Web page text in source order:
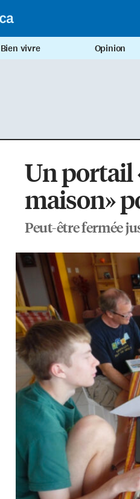
Bien vivre Opinion
Un portail
maison»
Peut-être fermée